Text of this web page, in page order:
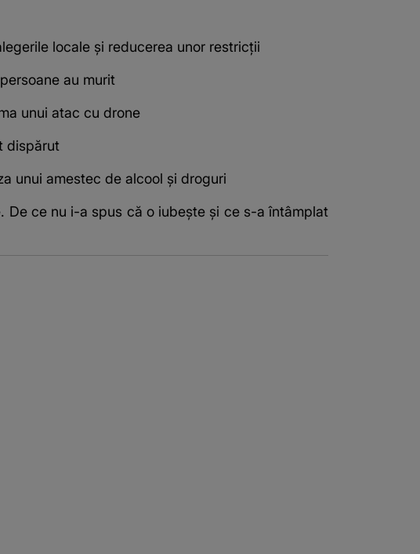
locale şi reducerea unor restricţii
au murit
unui atac cu drone
dispărut
unui amestec de alcool și droguri
De ce nu i-a spus că o iubește și ce s-a întâmplat